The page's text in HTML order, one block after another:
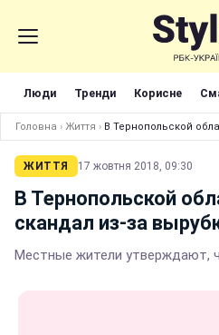
Люди Тренди Корисне
Головна › Життя › В Тернопольской
ЖИТТЯ 17 жовтня 2018, 09:30
В Тернопольской
скандал из-за
Местные жители утверждают,